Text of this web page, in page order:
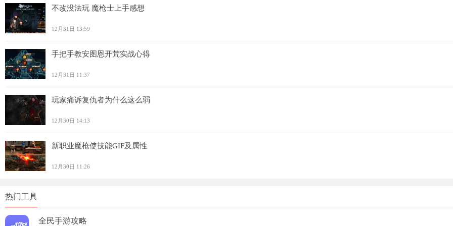
不改没法玩 魔枪士上手感想
12月31日 13:59
手把手教安图恩开荒实战心得
12月31日 11:37
玩家痛诉复仇者为什么这么弱
12月30日 14:13
新职业魔枪使技能GIF及属性
12月30日 11:26
热门工具
全民手游攻略